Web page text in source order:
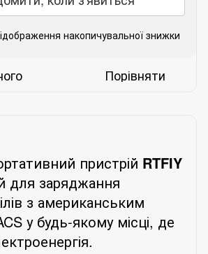
накопичувальної знижки
Порівняти
пристрій RTFIY
для заряджання
з американським
у будь-якому місці, де